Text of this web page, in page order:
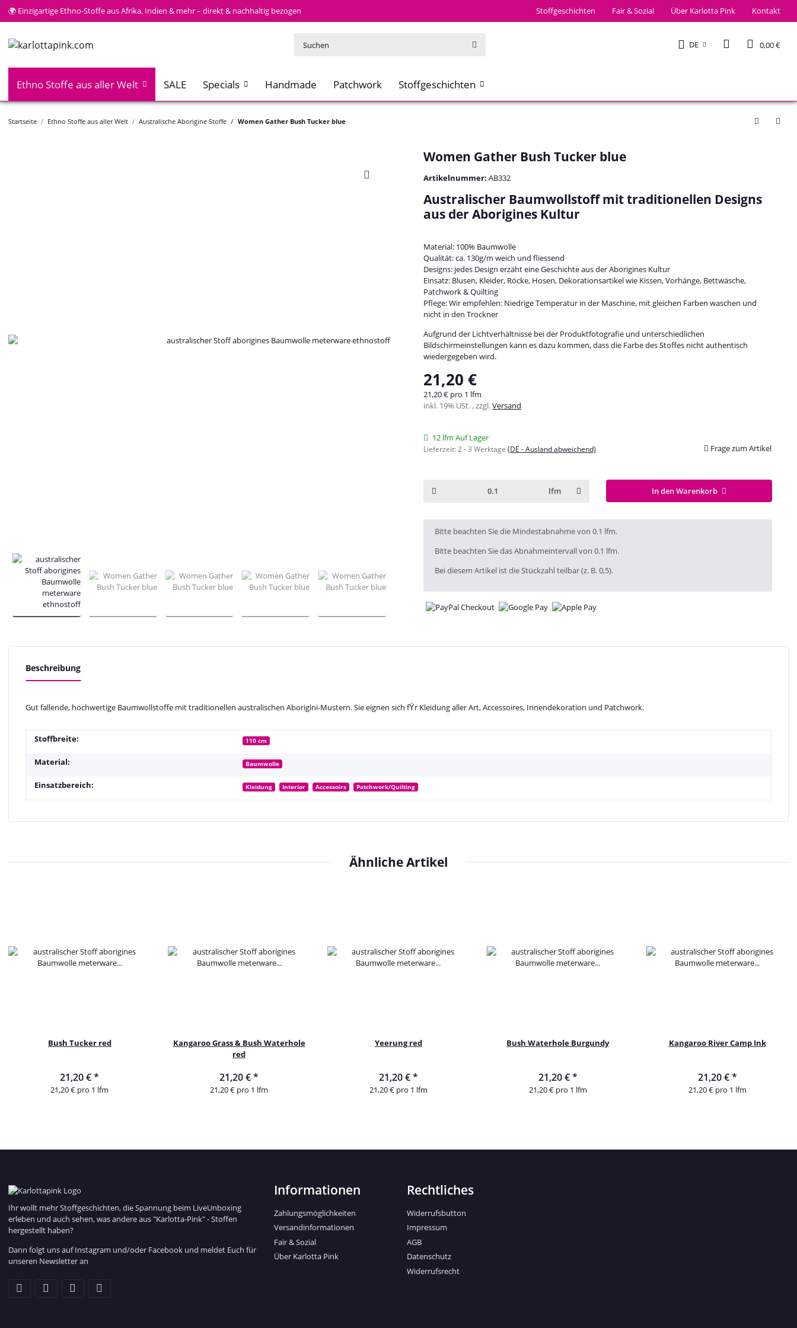
Stoffgeschichten Fair & Sozial Über Karlotta Pink Kontakt
🌍 Einzigartige Ethno-Stoffe aus Afrika, Indien & mehr – direkt & nachhaltig bezogen
DE 0,00 €
Ethno Stoffe aus aller Welt SALE Specials Handmade Patchwork Stoffgeschichten
Startseite Ethno Stoffe aus aller Welt Australische Aborigine Stoffe Women Gather Bush Tucker blue
Women Gather Bush Tucker blue
Artikelnummer: AB332
Australischer Baumwollstoff mit traditionellen Designs
aus der Aborigines Kultur
Material: 100% Baumwolle
Qualität: ca. 130g/m weich und fliessend
Designs: jedes Design erzäht eine Geschichte aus der Aborigines Kultur
Einsatz: Blusen, Kleider, Röcke, Hosen, Dekorationsartikel wie Kissen, Vorhänge, Bettwäsche,
Patchwork & Quilting
Pflege: Wir empfehlen: Niedrige Temperatur in der Maschine, mit gleichen Farben waschen und
nicht in den Trockner
Aufgrund der Lichtverhältnisse bei der Produktfotografie und unterschiedlichen
Bildschirmeinstellungen kann es dazu kommen, dass die Farbe des Stoffes nicht authentisch
wiedergegeben wird.
21,20 €
21,20 € pro 1 lfm
inkl. 19% USt. , zzgl.Versand
12 lfm Auf Lager
Lieferzeit:2 - 3 Werktage (DE - Ausland abweichend) Frage zum Artikel
lfm In den Warenkorb
x
Bitte beachten Sie die Mindestabnahme von 0.1 lfm.
Bitte beachten Sie das Abnahmeintervall von 0.1 lfm.
Bei diesem Artikel ist die Stückzahl teilbar (z. B. 0,5).
Beschreibung
Gut fallende, hochwertige Baumwollstoffe mit traditionellen australischen Aborigini-Mustern. Sie eignen sich fŸr Kleidung aller Art, Accessoires, Innendekoration und Patchwork.
Stoffbreite: 110 cm
Material: Baumwolle
Einsatzbereich: Kleidung Interior Accessoirs Patchwork/Quilting
Ähnliche Artikel
Bush Tucker red
21,20 €*
21,20 € pro 1 lfm
Kangaroo Grass & Bush Waterhole
red
21,20 €*
21,20 € pro 1 lfm
Yeerung red
21,20 €*
21,20 € pro 1 lfm
Bush Waterhole Burgundy
21,20 €*
21,20 € pro 1 lfm
Kangaroo River Camp Ink
21,20 €*
21,20 € pro 1 lfm
Ihr wollt mehr Stoffgeschichten, die Spannung beim LiveUnboxing
erleben und auch sehen, was andere aus "Karlotta-Pink" - Stoffen
hergestellt haben?
Dann folgt uns auf Instagram und/oder Facebook und meldet Euch für
unseren Newsletter an
Informationen
Zahlungsmöglichkeiten
Versandinformationen
Fair & Sozial
Über Karlotta Pink
Rechtliches
Widerrufsbutton
Impressum
AGB
Datenschutz
Widerrufsrecht